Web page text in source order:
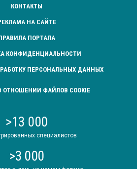
КОНТАКТЫ
НА САЙТЕ
ПОРТАЛА
КОНФИДЕНЦИАЛЬНОСТИ
ПЕРСОНАЛЬНЫХ ДАННЫХ
ОТНОШЕНИИ ФАЙЛОВ COOKIE
>13 000
специалистов
>3 000